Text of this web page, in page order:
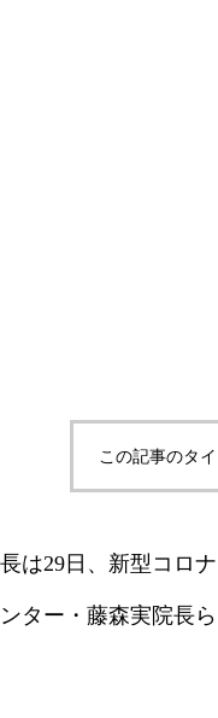
この記事のタ
は29日、新型コロ
ター・藤森実院長